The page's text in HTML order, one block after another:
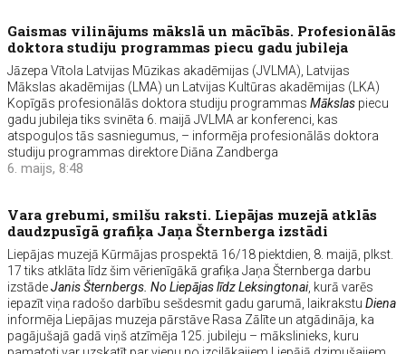
Gaismas vilinājums mākslā un mācībās. Profesionālās
doktora studiju programmas piecu gadu jubileja
Jāzepa Vītola Latvijas Mūzikas akadēmijas (JVLMA), Latvijas
Mākslas akadēmijas (LMA) un Latvijas Kultūras akadēmijas (LKA)
Kopīgās profesionālās doktora studiju programmasMākslas piecu
gadu jubileja tiks svinēta 6. maijā JVLMA ar konferenci, kas
atspoguļos tās sasniegumus, – informēja profesionālās doktora
studiju programmas direktore Diāna Zandberga
6. maijs, 8:48
Vara grebumi, smilšu raksti. Liepājas muzejā atklās
daudzpusīgā grafiķa Jaņa Šternberga izstādi
Liepājas muzejā Kūrmājas prospektā 16/18 piektdien, 8. maijā, plkst.
17 tiks atklāta līdz šim vērienīgākā grafiķa Jaņa Šternberga darbu
izstādeJanis Šternbergs. No Liepājas līdz Leksingtonai, kurā varēs
iepazīt viņa radošo darbību sešdesmit gadu garumā, laikrakstuDiena
informēja Liepājas muzeja pārstāve Rasa Zālīte un atgādināja, ka
pagājušajā gadā viņš atzīmēja 125. jubileju – mākslinieks, kuru